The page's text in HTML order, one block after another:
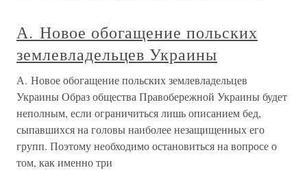
А. Новое обогащение польских
землевладельцев Украины
А. Новое обогащение польских землевладельцев
Украины Образ общества Правобережной Украины будет
неполным, если ограничиться лишь описанием бед,
сыпавшихся на головы наиболее незащищенных его
групп. Поэтому необходимо остановиться на вопросе о
том, как именно три